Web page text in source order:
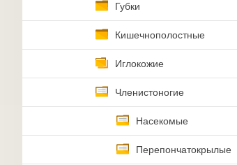
Губки
Кишечнополостные
Иглокожие
Членистоногие
Насекомые
Перепончатокрылые